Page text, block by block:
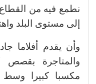
نطمع فيه من
إلى مستوى البلد
وأن يقدم أفلاما
والمتاجرة بقصص
مكسبا كبيرا وسط